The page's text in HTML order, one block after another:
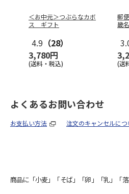
＜お中元＞つぶらなカボ
ス ギフト
4.9 （28）
3,780円
(送料・税込)
郵
畿
(送
よくあるお問い合わせ
お支払い方法 注文のキャンセルにつ
商品に「小麦」「そば」「卵」「乳」「